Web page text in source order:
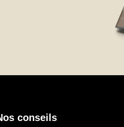
conseils